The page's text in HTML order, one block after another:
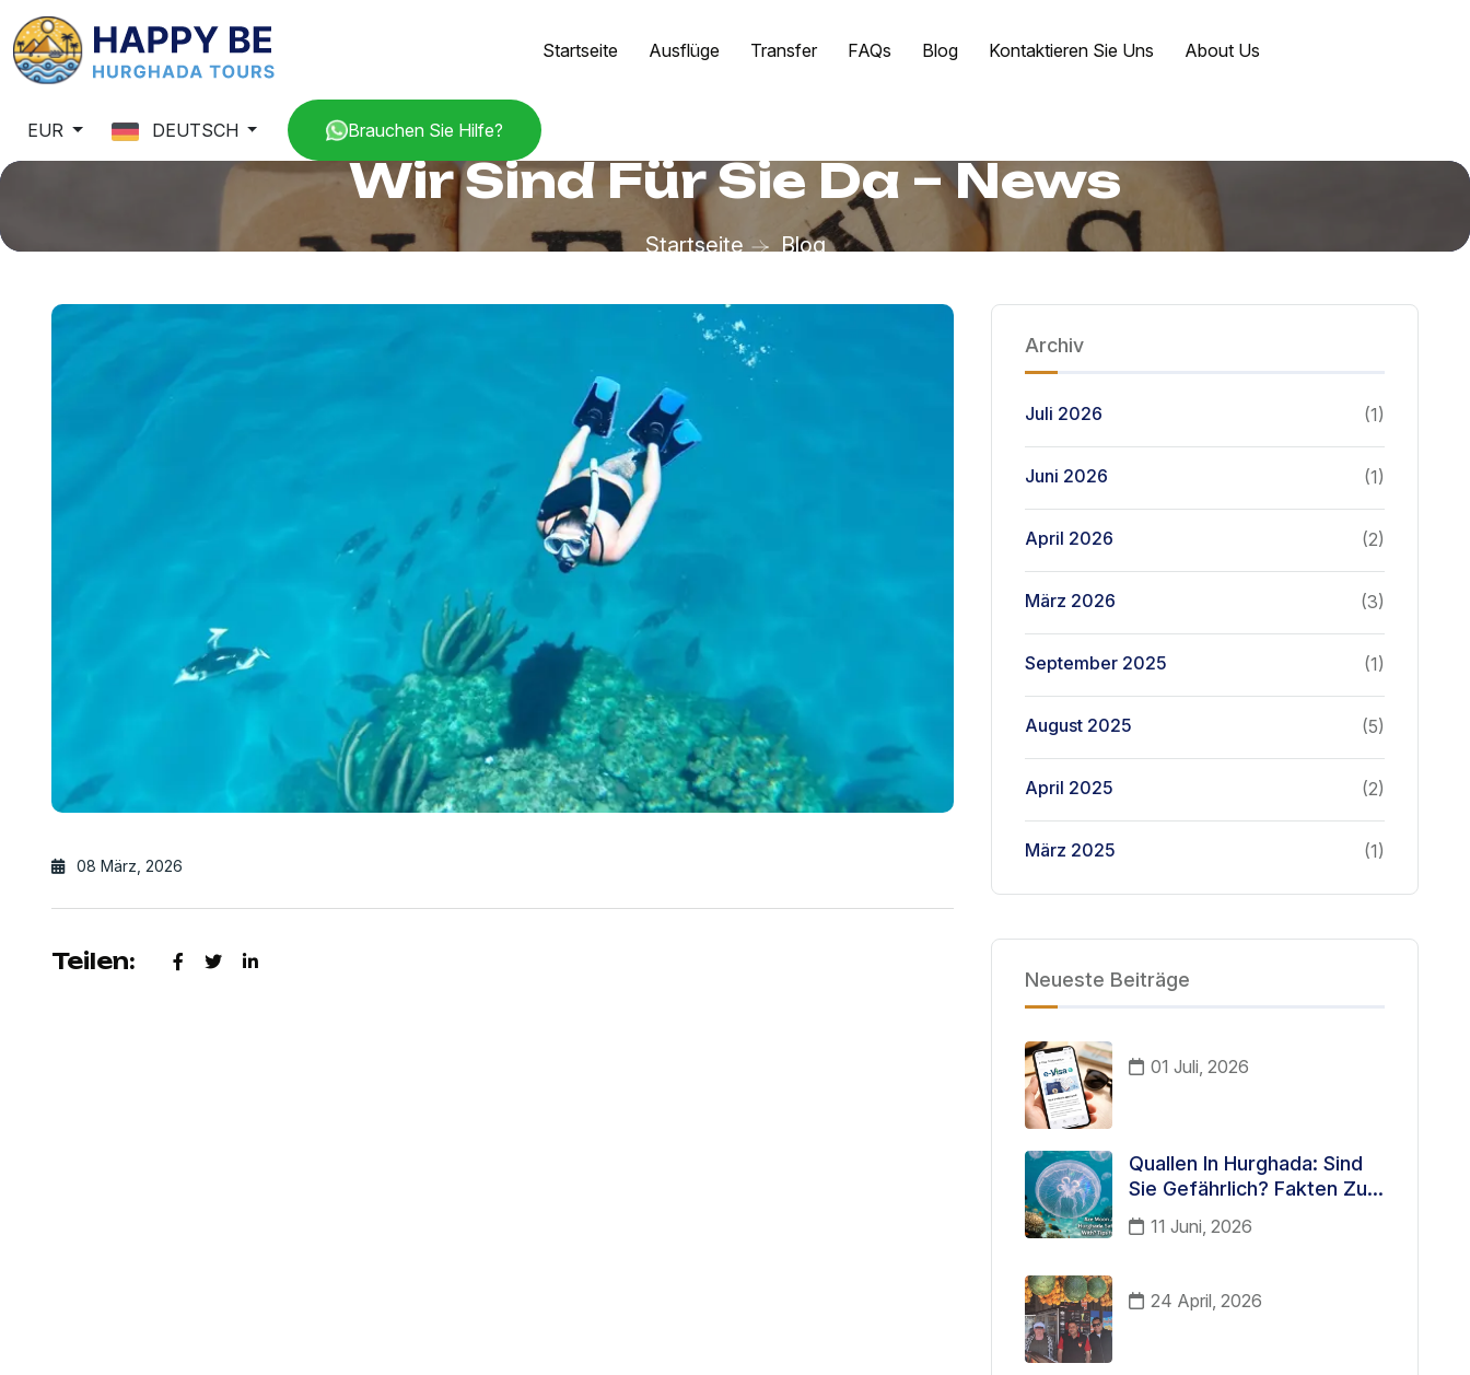
Startseite Ausflüge Transfer FAQs Blog Kontaktieren Sie Uns About Us
EUR DEUTSCH Brauchen Sie Hilfe?
Wir Sind Für Sie Da – News
Startseite Blog
08 März, 2026
Teilen:
Archiv
Juli 2026 (1)
Juni 2026 (1)
April 2026 (2)
März 2026 (3)
September 2025 (1)
August 2025 (5)
April 2025 (2)
März 2025 (1)
Neueste Beiträge
01 Juli, 2026
Quallen In Hurghada: Sind
Sie Gefährlich? Fakten Zur
Meeresfauna, Die Jeder
Tourist Kennen Sollte
11 Juni, 2026
24 April, 2026